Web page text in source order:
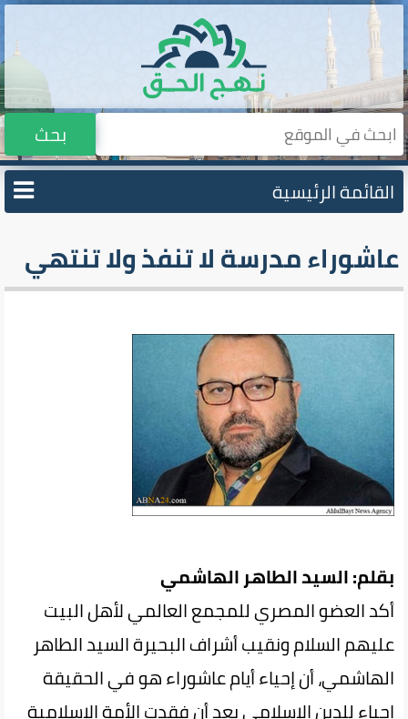
بحث
القائمة الرئيسية
عاشوراء مدرسة لا تنفذ ولا تنتهي
بقلم: السيد الطاهر الهاشمي
أكد العضو المصري للمجمع العالمي لأهل البيت
عليهم السلام ونقيب أشراف البحيرة السيد الطاهر
الهاشمي، أن إحياء أيام عاشوراء هو في الحقيقة
إحياء للدين الإسلامي بعد أن فقدت الأمة الإسلامية